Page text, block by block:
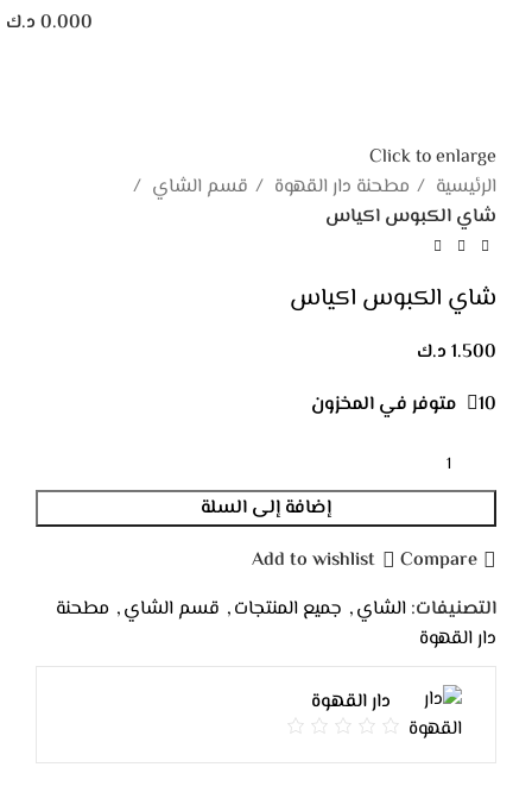
0.000 د.ك
Click to enlarge
الرئيسية
مطحنة دار القهوة
قسم الشاي
شاي الكبوس اكياس
شاي الكبوس اكياس
1.500 د.ك
10 متوفر في المخزون
إضافة إلى السلة
Compare
Add to wishlist
التصنيفات: الشاي, جميع المنتجات, قسم الشاي, مطحنة
دار القهوة
دار القهوة